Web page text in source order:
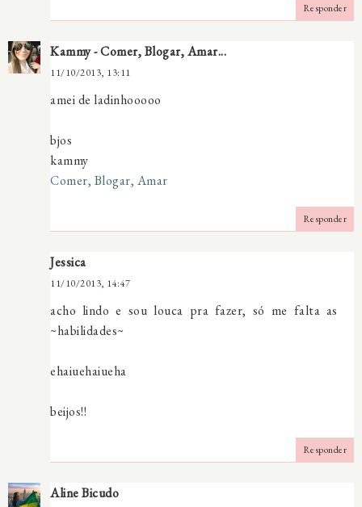
Responder
Kammy - Comer, Blogar, Amar...
11/10/2013, 13:11
amei de ladinhooooo
bjos
kammy
Comer, Blogar, Amar
Responder
Jessica
11/10/2013, 14:47
acho lindo e sou louca pra fazer, só me falta as
~habilidades~
ehaiuehaiueha
beijos!!
Responder
Aline Bicudo